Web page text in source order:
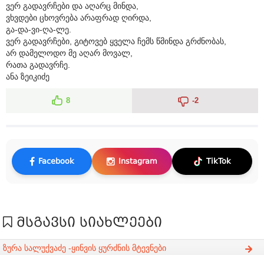
ვერ გადავრჩები და აღარც მინდა,
ვხვდები ცხოვრება არაფრად ღირდა,
გა-და-ვი-ღა-ლე.
ვერ გადავრჩები, გიტოვებ ყველა ჩემს წმინდა გრძნობას,
არ დამელოდო მე აღარ მოვალ,
რათა გადავრჩე.
ანა ზეიკიძე
8 -2
Facebook Instagram TikTok
მსგავსი სიახლეები
ზურა სალუქვაძე -ყინვის ყურძნის მტევნები